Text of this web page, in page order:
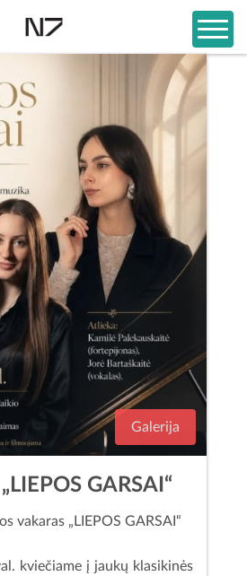
Galerija
GARSAI“
vakaras „LIEPOS GARSAI“
kviečiame į jaukų klasikinės